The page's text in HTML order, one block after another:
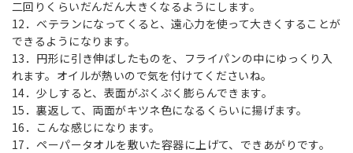
二回りくらいだんだん大きくなるようにします。
12．ベテランになってくると、遠心力を使って大きくすることが
できるようになります。
13．円形に引き伸ばしたものを、フライパンの中にゆっくり入
れます。オイルが熱いので気を付けてくださいね。
14．少しすると、表面がぷくぷく膨らんできます。
15．裏返して、両面がキツネ色になるくらいに揚げます。
16．こんな感じになります。
17．ペーパータオルを敷いた容器に上げて、できあがりです。